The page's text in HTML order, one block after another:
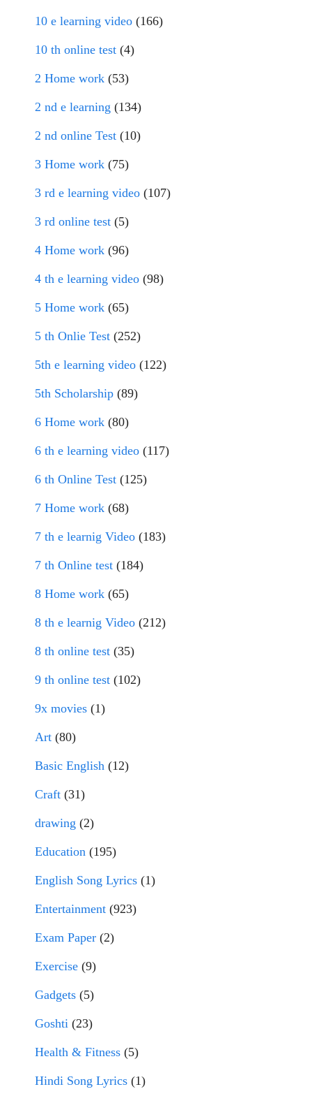
10 e learning video (166)
10 th online test (4)
2 Home work (53)
2 nd e learning (134)
2 nd online Test (10)
3 Home work (75)
3 rd e learning video (107)
3 rd online test (5)
4 Home work (96)
4 th e learning video (98)
5 Home work (65)
5 th Onlie Test (252)
5th e learning video (122)
5th Scholarship (89)
6 Home work (80)
6 th e learning video (117)
6 th Online Test (125)
7 Home work (68)
7 th e learnig Video (183)
7 th Online test (184)
8 Home work (65)
8 th e learnig Video (212)
8 th online test (35)
9 th online test (102)
9x movies (1)
Art (80)
Basic English (12)
Craft (31)
drawing (2)
Education (195)
English Song Lyrics (1)
Entertainment (923)
Exam Paper (2)
Exercise (9)
Gadgets (5)
Goshti (23)
Health & Fitness (5)
Hindi Song Lyrics (1)